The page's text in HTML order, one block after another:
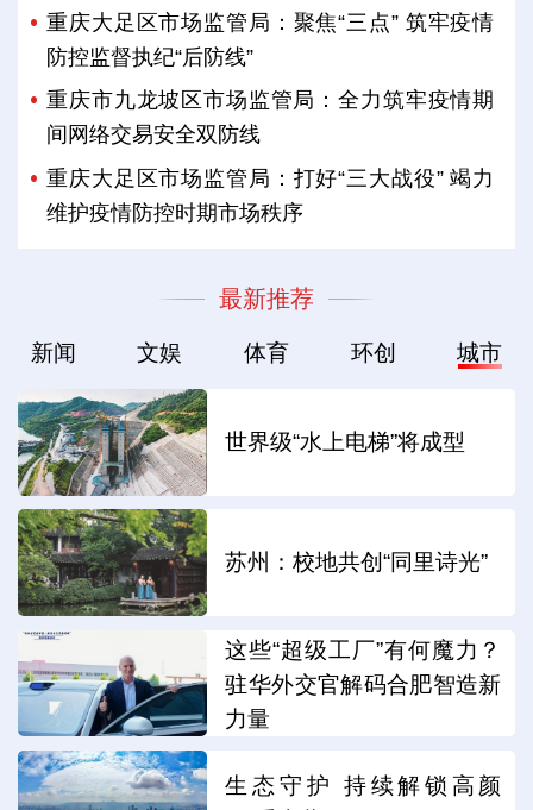
重庆大足区市场监管局：聚焦“三点” 筑牢疫情
防控监督执纪“后防线”
重庆市九龙坡区市场监管局：全力筑牢疫情期
间网络交易安全双防线
重庆大足区市场监管局：打好“三大战役” 竭力
维护疫情防控时期市场秩序
最新推荐
新闻 文娱 体育 环创 城市
世界级“水上电梯”将成型
苏州：校地共创“同里诗光”
这些“超级工厂”有何魔力？
驻华外交官解码合肥智造新
力量
生态守护 持续解锁高颜